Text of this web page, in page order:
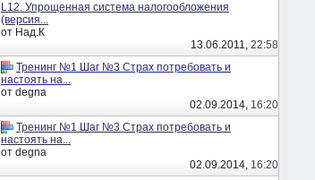
L12. Упрощенная система налогообложения
(версия...
от Над.К
13.06.2011, 22:58
Тренинг №1 Шаг №3 Страх потребовать и
настоять на...
от degna
02.09.2014, 16:20
Тренинг №1 Шаг №3 Страх потребовать и
настоять на...
от degna
02.09.2014, 16:20